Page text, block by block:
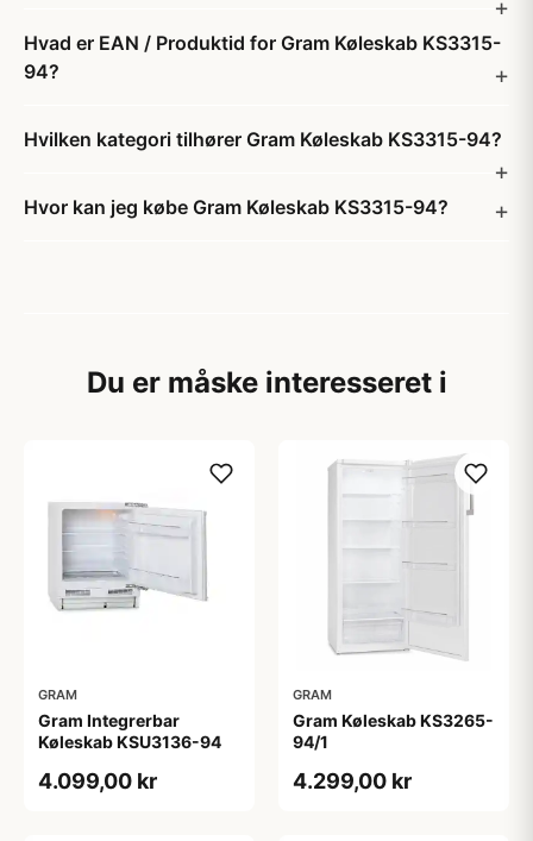
Hvad er EAN / Produktid for Gram Køleskab KS3315-
94?
Hvilken kategori tilhører Gram Køleskab KS3315-94?
Hvor kan jeg købe Gram Køleskab KS3315-94?
Du er måske interesseret i
GRAM
Gram Integrerbar
Køleskab KSU3136-94
4.099,00 kr
GRAM
Gram Køleskab KS3265-
94/1
4.299,00 kr